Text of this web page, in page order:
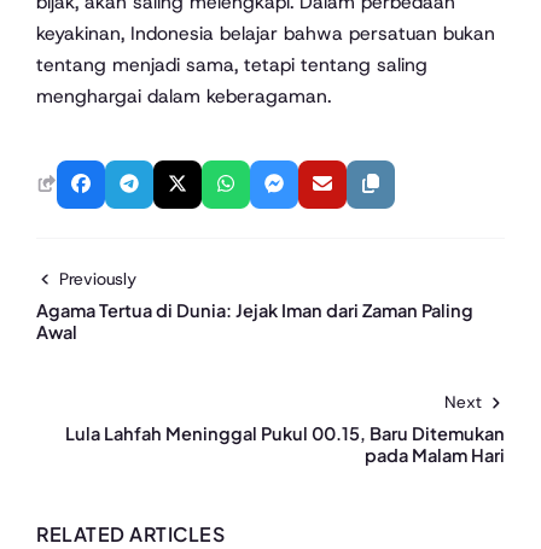
keyakinan, Indonesia belajar bahwa persatuan bukan
tentang menjadi sama, tetapi tentang saling
menghargai dalam keberagaman.
Previously
Agama Tertua di Dunia: Jejak Iman dari Zaman Paling
Awal
Next
Lula Lahfah Meninggal Pukul 00.15, Baru Ditemukan
pada Malam Hari
RELATED ARTICLES